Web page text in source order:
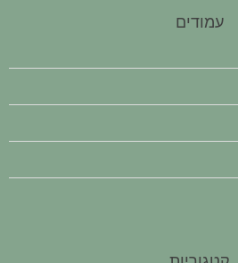
עמודים